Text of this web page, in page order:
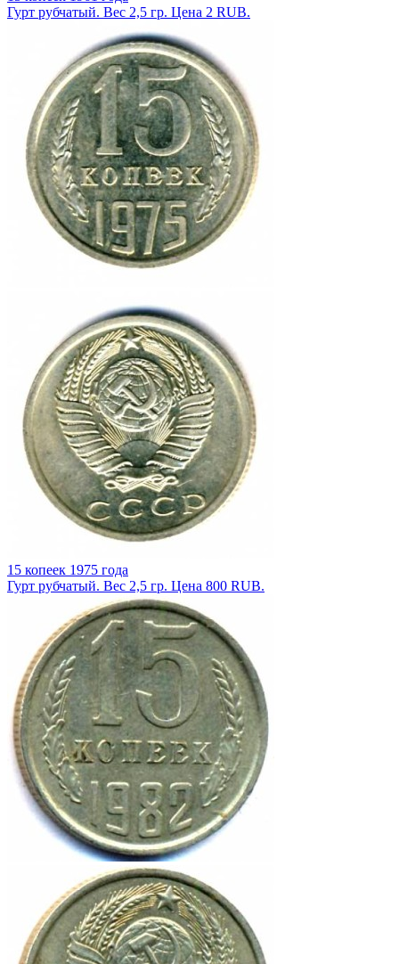
Гурт рубчатый. Вес 2,5 гр. Цена 2 RUB.
15 копеек 1975 года
Гурт рубчатый. Вес 2,5 гр. Цена 800 RUB.